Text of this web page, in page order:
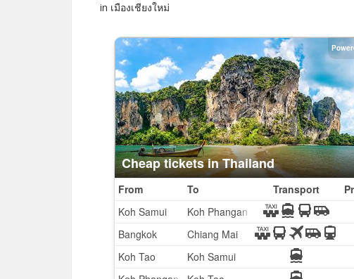
in เมืองเชียงใหม่